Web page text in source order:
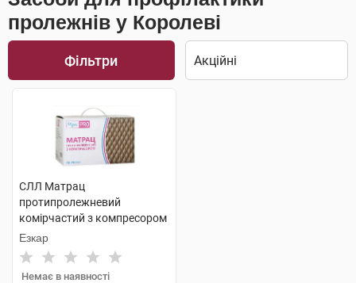
пролежнів у Королеві
Фільтри
СЛЛ Матрац
протипролежневий
комірчастий з компресором
1 шт
Езкар
Немає в наявності